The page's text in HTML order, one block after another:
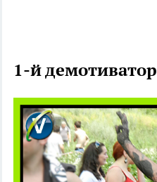
1-й демотиватор